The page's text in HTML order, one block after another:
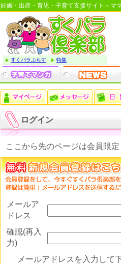
妊娠・出産・育児・子育て支援サイト～マ
すくパラぷらす 特集
ログイン
ここから先のページは会員限
メールア
ドレス
確認(再入
力)
メールアドレスを入力して